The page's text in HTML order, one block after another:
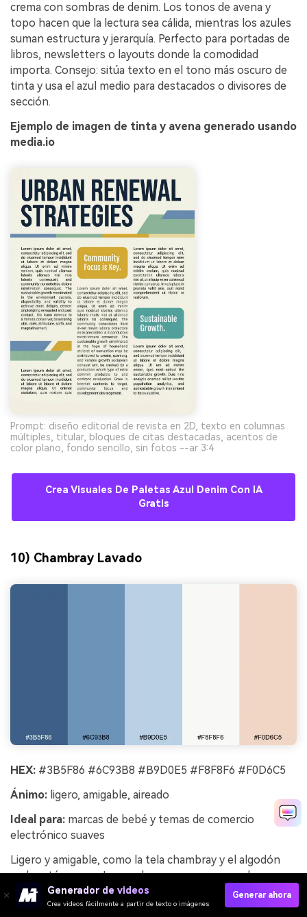
crema con sombras de denim. Los tonos de avena y
topo hacen que la lectura sea cálida, mientras los azules
suman estructura y jerarquía. Perfecto para portadas de
libros, newsletters o layouts donde la comodidad
importa. Consejo: sitúa texto en el tono más oscuro de
tinta y usa el azul medio para destacados o divisores de
sección.
Ejemplo de imagen de tinta y avena generado usando
media.io
Prompt: diseño editorial de revista en 2D, texto en columnas
múltiples, titular, bloques de citas destacadas, acentos de
color plano, fondo sencillo, sin fotos --ar 3:4
Crea Visuales De Paletas Azul Denim Con IA
Gratis
10) Chambray Lavado
HEX: #3B5F86 #6C93B8 #B9D0E5 #F8F8F6 #F0D6C5
Ánimo: ligero, amigable, aireado
Ideal para: marcas de bebé y temas de comercio
electrónico suaves
Ligero y amigable, como la tela chambray y el algodón
melocotón suave. Los azules suaves crean una base
limpia, y el tono melocotón aporta un toque cálido y
humano. Perfecto para marcas de bebés, tiendas de
Generador de videos
Crea videos fácilmente a partir de texto o imágenes
Generar ahora